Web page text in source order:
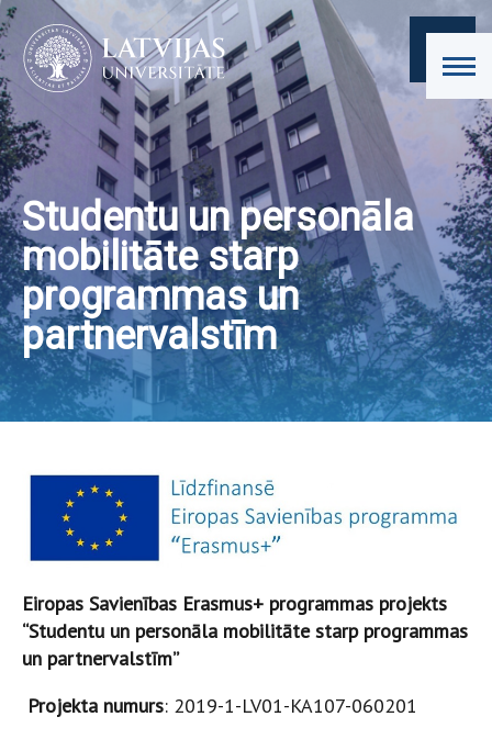
Studentu un personāla
mobilitāte starp
programmas un
partnervalstīm
Eiropas Savienības Erasmus+ programmas projekts
“Studentu un personāla mobilitāte starp programmas
un partnervalstīm”
Projekta numurs: 2019-1-LV01-KA107-060201